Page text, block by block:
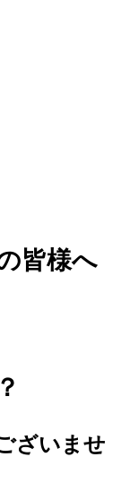
皆様へ